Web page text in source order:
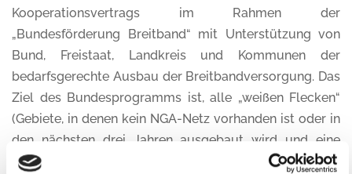
Kooperationsvertrags im Rahmen der
„Bundesförderung Breitband“ mit Unterstützung von
Bund, Freistaat, Landkreis und Kommunen der
bedarfsgerechte Ausbau der Breitbandversorgung. Das
Ziel des Bundesprogramms ist, alle „weißen Flecken“
(Gebiete, in denen kein NGA-Netz vorhanden ist oder in
den nächsten drei Jahren ausgebaut wird und eine
Geschwindigkeit von mindestens 30 Mbit/s in der EU